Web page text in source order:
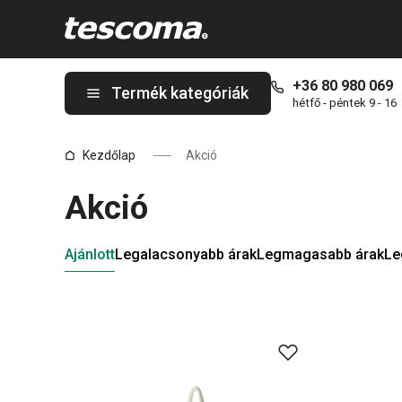
Termék kategóriák +36 80 980 069
hétfő - péntek 9 - 16
Kezdőlap Akció
Akció
AjánlottLegalacsonyabb árakLegmagasabb árak